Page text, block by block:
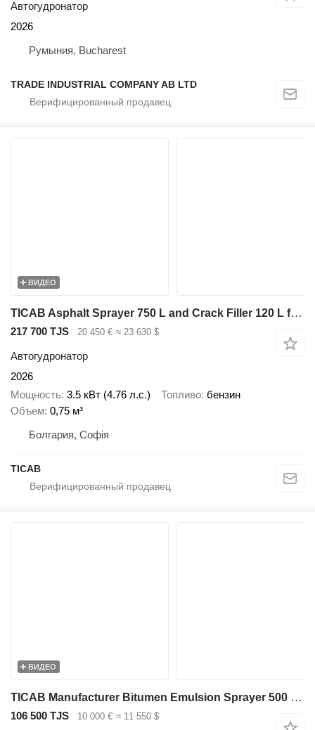
Автогудронатор
2026
Румыния, Bucharest
TRADE INDUSTRIAL COMPANY AB LTD
ВИДЕО
TICAB Asphalt Sprayer 750 L and Crack Filler 120 L from Manufacturer
217 700 TJS 20 450 € ≈ 23 630 $
Автогудронатор
2026
Мощность 3.5 кВт (4.76 л.с.) Топливо бензин
Объем 0,75 м³
Болгария, Софія
ТІСАВ
ВИДЕО
TICAB Manufacturer Bitumen Emulsion Sprayer 500 L, Special offer - 2%
106 500 TJS 10 000 € ≈ 11 550 $